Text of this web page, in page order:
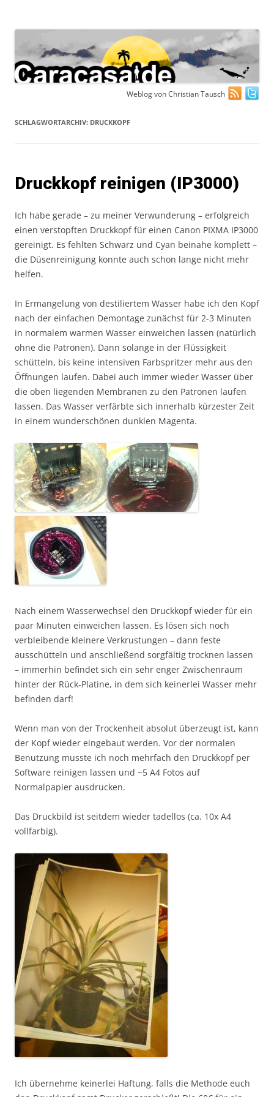
Weblog von Christian Tausch
SCHLAGWORTARCHIV: DRUCKKOPF
Druckkopf reinigen (IP3000)
Ich habe gerade – zu meiner Verwunderung – erfolgreich
einen verstopften Druckkopf für einen Canon PIXMA IP3000
gereinigt. Es fehlten Schwarz und Cyan beinahe komplett –
die Düsenreinigung konnte auch schon lange nicht mehr
helfen.
In Ermangelung von destiliertem Wasser habe ich den Kopf
nach der einfachen Demontage zunächst für 2-3 Minuten
in normalem warmen Wasser einweichen lassen (natürlich
ohne die Patronen). Dann solange in der Flüssigkeit
schütteln, bis keine intensiven Farbspritzer mehr aus den
Öffnungen laufen. Dabei auch immer wieder Wasser über
die oben liegenden Membranen zu den Patronen laufen
lassen. Das Wasser verfärbte sich innerhalb kürzester Zeit
in einem wunderschönen dunklen Magenta.
Nach einem Wasserwechsel den Druckkopf wieder für ein
paar Minuten einweichen lassen. Es lösen sich noch
verbleibende kleinere Verkrustungen – dann feste
ausschütteln und anschließend sorgfältig trocknen lassen
– immerhin befindet sich ein sehr enger Zwischenraum
hinter der Rück-Platine, in dem sich keinerlei Wasser mehr
befinden darf!
Wenn man von der Trockenheit absolut überzeugt ist, kann
der Kopf wieder eingebaut werden. Vor der normalen
Benutzung musste ich noch mehrfach den Druckkopf per
Software reinigen lassen und ~5 A4 Fotos auf
Normalpapier ausdrucken.
Das Druckbild ist seitdem wieder tadellos (ca. 10x A4
vollfarbig).
Ich übernehme keinerlei Haftung, falls die Methode euch